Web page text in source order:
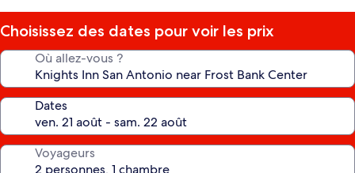
Choisissez des dates pour voir les prix
Où allez-vous ?
Dates
Voyageurs